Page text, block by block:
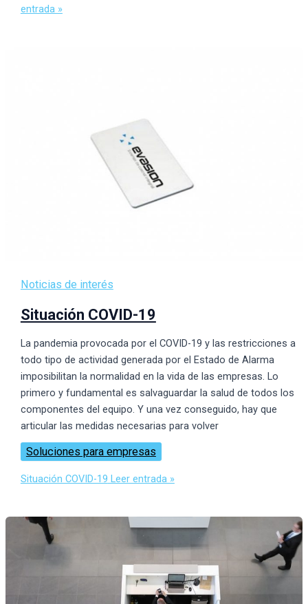
entrada »
Noticias de interés
Situación COVID-19
La pandemia provocada por el COVID-19 y las restricciones a
todo tipo de actividad generada por el Estado de Alarma
imposibilitan la normalidad en la vida de las empresas. Lo
primero y fundamental es salvaguardar la salud de todos los
componentes del equipo. Y una vez conseguido, hay que
articular las medidas necesarias para volver
Soluciones para empresas
Situación COVID-19 Leer entrada »